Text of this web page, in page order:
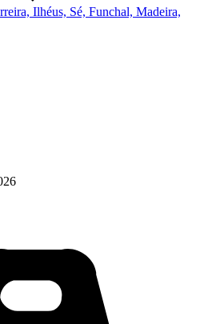
Ilhéus, Sé, Funchal, Madeira,